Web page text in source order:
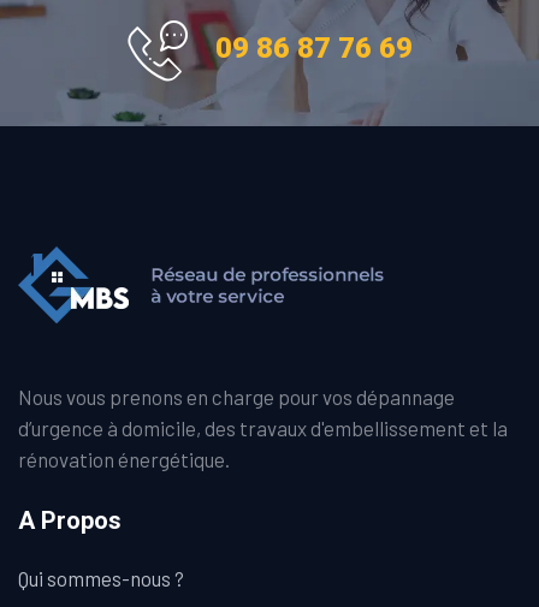
09 86 87 76 69
Nous vous prenons en charge pour vos dépannage
d’urgence à domicile, des travaux d'embellissement et la
rénovation énergétique.
A Propos
Qui sommes-nous ?